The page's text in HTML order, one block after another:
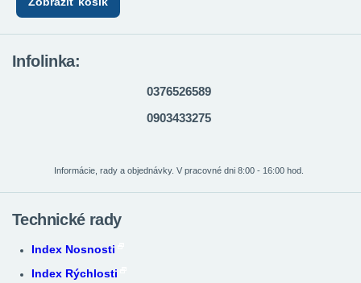
Infolinka:
0376526589
0903433275
Informácie, rady a objednávky. V pracovné dni 8:00 - 16:00 hod.
Technické rady
Index Nosnosti
Index Rýchlosti